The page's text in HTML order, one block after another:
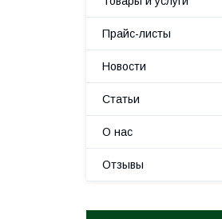
Прайс-листы
Новости
Статьи
О нас
Отзывы